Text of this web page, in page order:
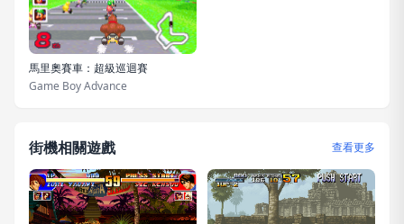
馬里奧賽車：超級巡迴賽
Game Boy Advance
街機相關遊戲 查看更多